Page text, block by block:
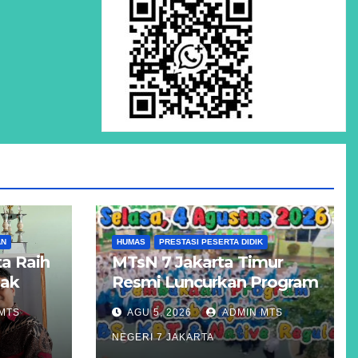
Raih
HUMAS PRESTASI PESERTA DIDIK
MTsN 7 Jakarta Timur
Resmi Luncurkan Program
Unggulan KBS, KBT, dan
Kelas Reguler Native
AGU 5, 2026 ADMIN MTS
NEGERI 7 JAKARTA